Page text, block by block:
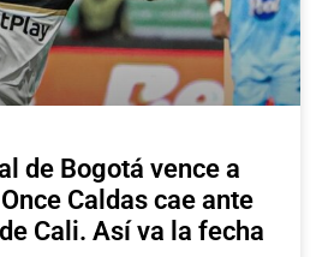
de Bogotá vence a
Caldas cae ante
Cali. Así va la fecha